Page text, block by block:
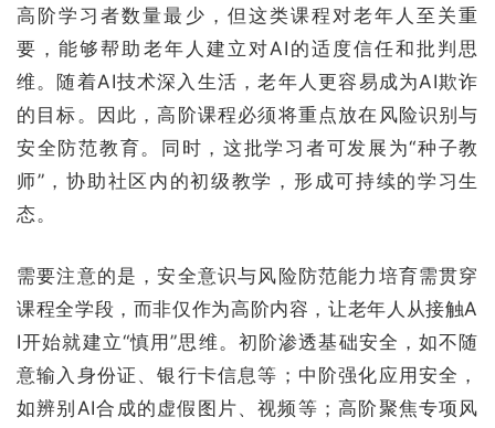
高阶学习者数量最少，但这类课程对老年人至关重
要，能够帮助老年人建立对AI的适度信任和批判思
维。随着AI技术深入生活，老年人更容易成为AI欺诈
的目标。因此，高阶课程必须将重点放在风险识别与
安全防范教育。同时，这批学习者可发展为“种子教
师”，协助社区内的初级教学，形成可持续的学习生
态。
需要注意的是，安全意识与风险防范能力培育需贯穿
课程全学段，而非仅作为高阶内容，让老年人从接触A
I开始就建立“慎用”思维。初阶渗透基础安全，如不随
意输入身份证、银行卡信息等；中阶强化应用安全，
如辨别AI合成的虚假图片、视频等；高阶聚焦专项风